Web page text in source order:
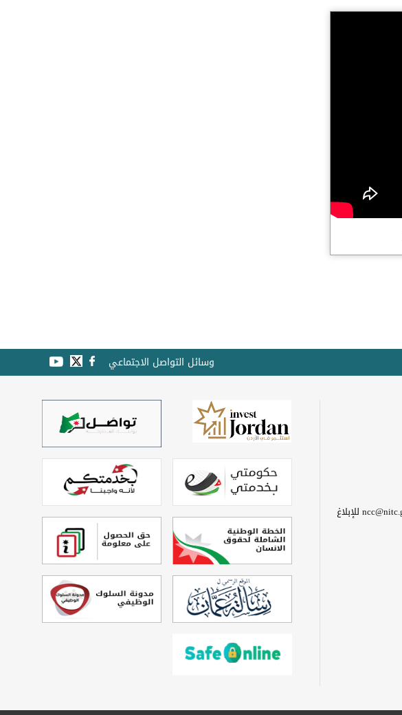
وسائل التواصل الاجتماعي
يرجى الاتصال على 065008080 أو إرسال بريد إلكتروني إلى ncc@nitc.gov.jo للإبلاغ